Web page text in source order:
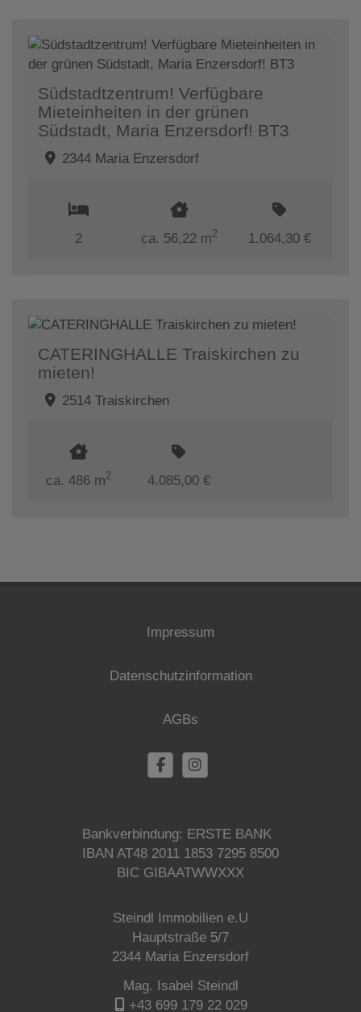
Südstadtzentrum! Verfügbare
Mieteinheiten in der grünen
Südstadt, Maria Enzersdorf! BT3
2344 Maria Enzersdorf
2 ca. 56,22 m2 1.064,30 €
CATERINGHALLE Traiskirchen zu
mieten!
2514 Traiskirchen
ca. 486 m2 4.085,00 €
Impressum
Datenschutzinformation
AGBs
Bankverbindung: ERSTE BANK
IBAN AT48 2011 1853 7295 8500
BIC GIBAATWWXXX
Steindl Immobilien e.U
Hauptstraße 5/7
2344 Maria Enzersdorf
Mag. Isabel Steindl
+43 699 179 22 029